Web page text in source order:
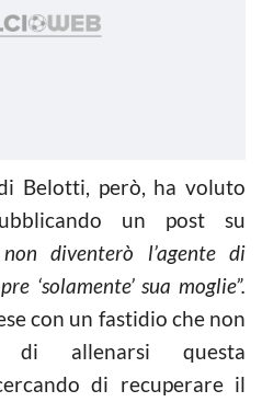
Belotti, però, ha voluto
un post su
non diventerò l’agente di
‘solamente’ sua moglie”.
con un fastidio che non
allenarsi questa
di recuperare il